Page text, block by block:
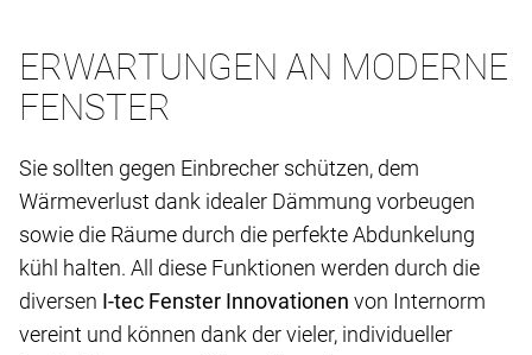
ERWARTUNGEN AN MODERNE
FENSTER
Sie sollten gegen Einbrecher schützen, dem
Wärmeverlust dank idealer Dämmung vorbeugen
sowie die Räume durch die perfekte Abdunkelung
kühl halten. All diese Funktionen werden durch die
diversen I-tec Fenster Innovationen von Internorm
vereint und können dank der vieler, individueller